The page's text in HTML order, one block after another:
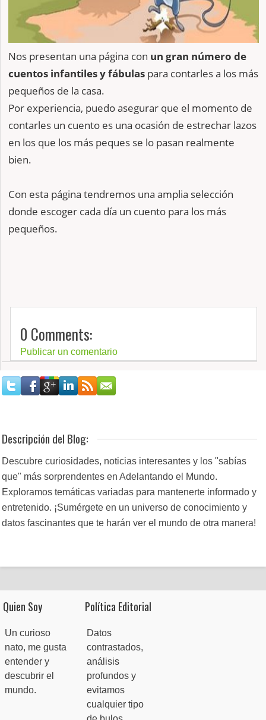
Nos presentan una página con un gran número de
cuentos infantiles y fábulas para contarles a los más
pequeños de la casa.
Por experiencia, puedo asegurar que el momento de
contarles un cuento es una ocasión de estrechar lazos
en los que los más peques se lo pasan realmente
bien.
Con esta página tendremos una amplia selección
donde escoger cada día un cuento para los más
pequeños.
0 Comments:
Publicar un comentario
Descripción del Blog:
Descubre curiosidades, noticias interesantes y los "sabías
que" más sorprendentes en Adelantando el Mundo.
Exploramos temáticas variadas para mantenerte informado y
entretenido. ¡Sumérgete en un universo de conocimiento y
datos fascinantes que te harán ver el mundo de otra manera!
Quien Soy
Un curioso
nato, me gusta
entender y
descubrir el
mundo.
Política Editorial
Datos
contrastados,
análisis
profundos y
evitamos
cualquier tipo